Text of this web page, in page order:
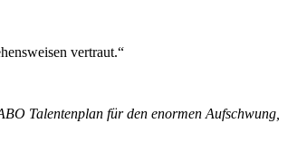
vertraut.“
Talentenplan für den enormen Aufschwung,